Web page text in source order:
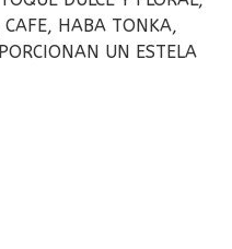
HABA TONKA,
UN ESTELA